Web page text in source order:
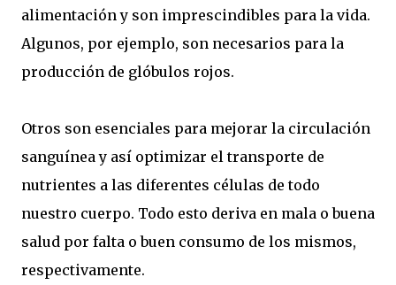
alimentación y son imprescindibles para la vida.
Algunos, por ejemplo, son necesarios para la
producción de glóbulos rojos.
Otros son esenciales para mejorar la circulación
sanguínea y así optimizar el transporte de
nutrientes a las diferentes células de todo
nuestro cuerpo. Todo esto deriva en mala o buena
salud por falta o buen consumo de los mismos,
respectivamente.